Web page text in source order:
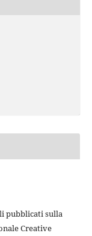
pubblicati sulla
Creative